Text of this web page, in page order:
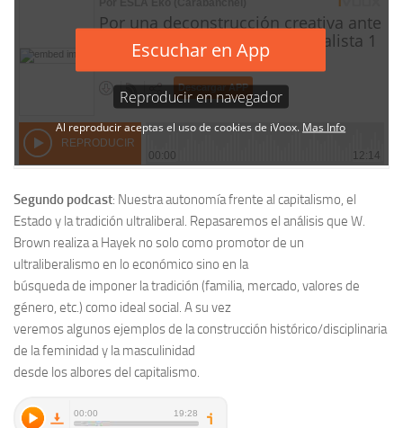
Segundo podcast: Nuestra autonomía frente al capitalismo, el
Estado y la tradición ultraliberal. Repasaremosel análisisque W.
Brown realiza a Hayek no solo como promotor de un
ultraliberalismo en lo económico sino en la
búsquedade imponer la tradición (familia, mercado, valores de
género, etc.) como ideal social. A su vez
veremos algunosejemplosde la construcción histórico/disciplinaria
de la feminidad y la masculinidad
desde los albores del capitalismo.